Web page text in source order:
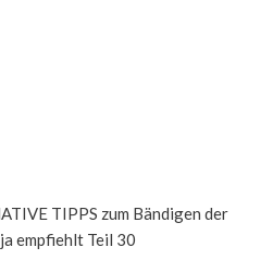
TIPPS zum Bändigen der
empfiehlt Teil 30